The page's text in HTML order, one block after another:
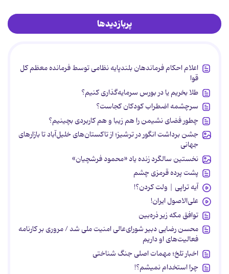
پربازدیدها
اعلام احکام فرماندهان بلندپایه نظامی توسط فرمانده معظم کل
قوا
طلا بخریم یا در بورس سرمایه‌گذاری کنیم؟
سرچشمه اضطراب کودکان کجاست؟
چطور فضای نشیمن را هم زیبا و هم کاربردی بچینیم؟
جشن برداشت انگور در ترشیز؛ از تاکستان‌های خلیل‌آباد تا بازارهای
جهانی
نخستین سالگرد زنده یاد «محمود فرشچیان»
پشت پرده قرمزی چشم
آیه تراپی | ولت کردن؟!
علی‌الاصول ایران!
توافق مکه زیر ذره‌بین
محسن رضایی دبیر شورای‌عالی امنیت ملی شد / مروری بر کارنامه
فعالیت‌های او داریم
اخبار تلخ؛ مهمات اصلی جنگ شناختی
چرا استخدام نمیشم؟!